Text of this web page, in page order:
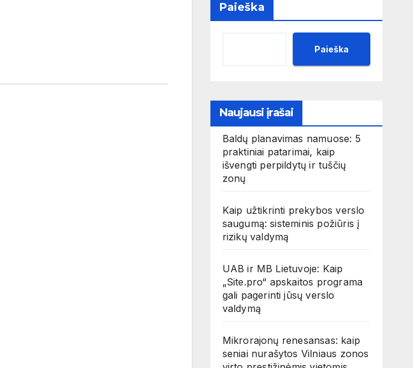
Paieška
Paieška
Naujausi įrašai
Baldų planavimas namuose: 5
praktiniai patarimai, kaip
išvengti perpildytų ir tuščių
zonų
Kaip užtikrinti prekybos verslo
saugumą: sisteminis požiūris į
rizikų valdymą
UAB ir MB Lietuvoje: Kaip
„Site.pro“ apskaitos programa
gali pagerinti jūsų verslo
valdymą
Mikrorajonų renesansas: kaip
seniai nurašytos Vilniaus zonos